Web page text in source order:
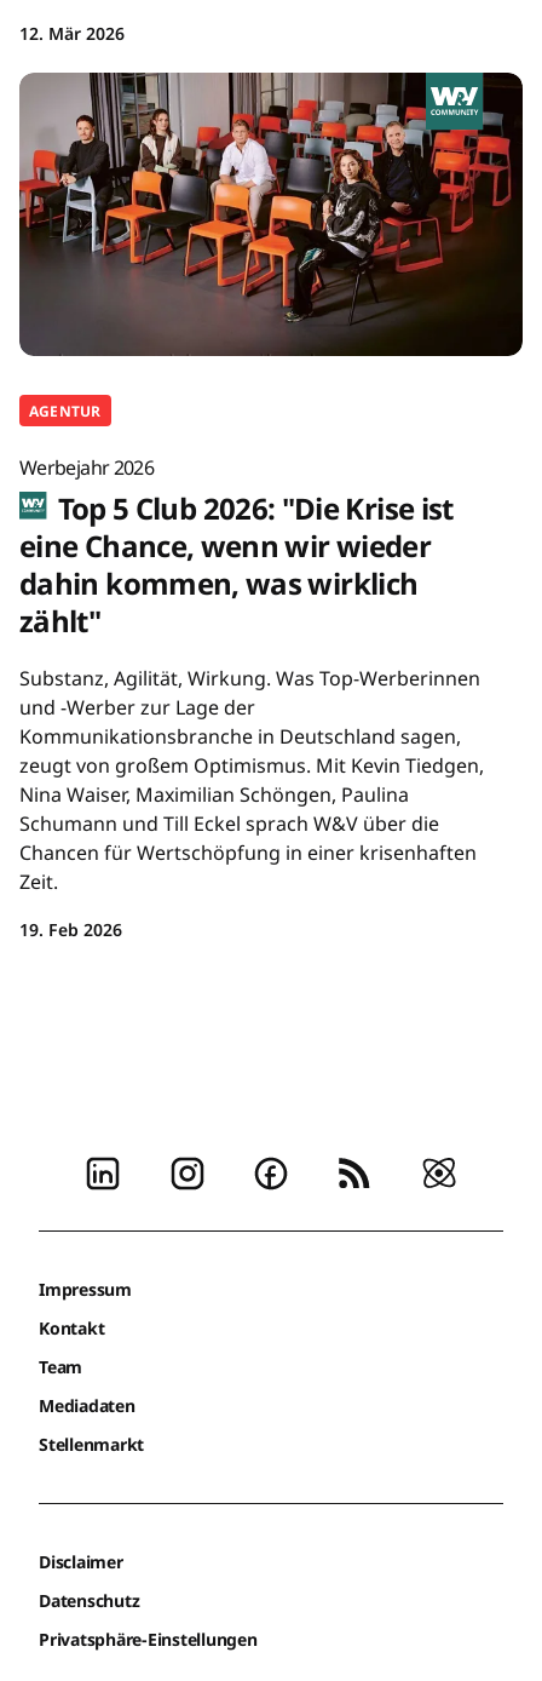
12. Mär 2026
AGENTUR
Werbejahr 2026
Top 5 Club 2026: "Die Krise ist
eine Chance, wenn wir wieder
dahin kommen, was wirklich
zählt"
Substanz, Agilität, Wirkung. Was Top-Werberinnen
und -Werber zur Lage der
Kommunikationsbranche in Deutschland sagen,
zeugt von großem Optimismus. Mit Kevin Tiedgen,
Nina Waiser, Maximilian Schöngen, Paulina
Schumann und Till Eckel sprach W&V über die
Chancen für Wertschöpfung in einer krisenhaften
Zeit.
19. Feb 2026
Impressum
Kontakt
Team
Mediadaten
Stellenmarkt
Disclaimer
Datenschutz
Privatsphäre-Einstellungen